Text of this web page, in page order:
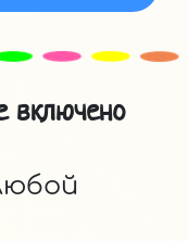
включено